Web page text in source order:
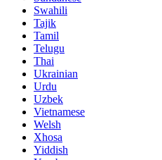
Swahili
Tajik
Tamil
Telugu
Thai
Ukrainian
Urdu
Uzbek
Vietnamese
Welsh
Xhosa
Yiddish